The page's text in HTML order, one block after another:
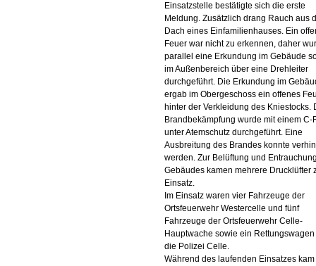
Einsatzstelle bestätigte sich die erste
Meldung. Zusätzlich drang Rauch aus
Dach eines Einfamilienhauses. Ein
Feuer war nicht zu erkennen, daher
parallel eine Erkundung im Gebäude
im Außenbereich über eine Drehleiter
durchgeführt. Die Erkundung im
ergab im Obergeschoss ein offenes
hinter der Verkleidung des Kniestocks.
Brandbekämpfung wurde mit einem C-
unter Atemschutz durchgeführt. Eine
Ausbreitung des Brandes konnte
werden. Zur Belüftung und
Gebäudes kamen mehrere Drucklüfter
Einsatz.
Im Einsatz waren vier Fahrzeuge der
Ortsfeuerwehr Westercelle und fünf
Fahrzeuge der Ortsfeuerwehr Celle-
Hauptwache sowie ein
die Polizei Celle.
Während des laufenden Einsatzes